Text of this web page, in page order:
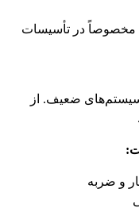
مخصوصاً در تأسیسات
سیستم‌های ضعیف. از
و ضربه